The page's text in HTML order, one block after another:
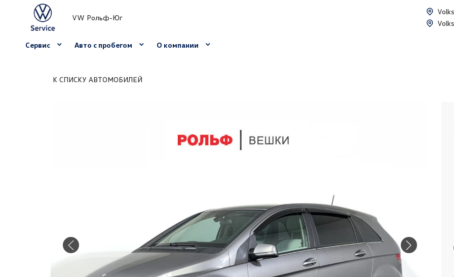
VW Рольф-Юг
Сервис Авто с пробегом О компании
К СПИСКУ АВТОМОБИЛЕЙ